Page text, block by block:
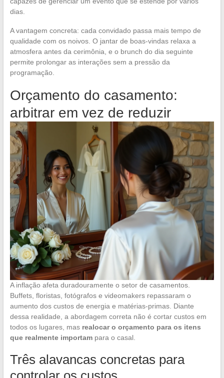
dias.
A vantagem concreta: cada convidado passa mais tempo de
qualidade com os noivos. O jantar de boas-vindas relaxa a
atmosfera antes da cerimônia, e o brunch do dia seguinte
permite prolongar as interações sem a pressão da
programação.
Orçamento do casamento:
arbitrar em vez de reduzir
A inflação afeta duradouramente o setor de casamentos.
Buffets, floristas, fotógrafos e videomakers repassaram o
aumento dos custos de energia e matérias-primas. Diante
dessa realidade, a abordagem correta não é cortar custos em
todos os lugares, mas realocar o orçamento para os itens
que realmente importampara o casal.
Três alavancas concretas para